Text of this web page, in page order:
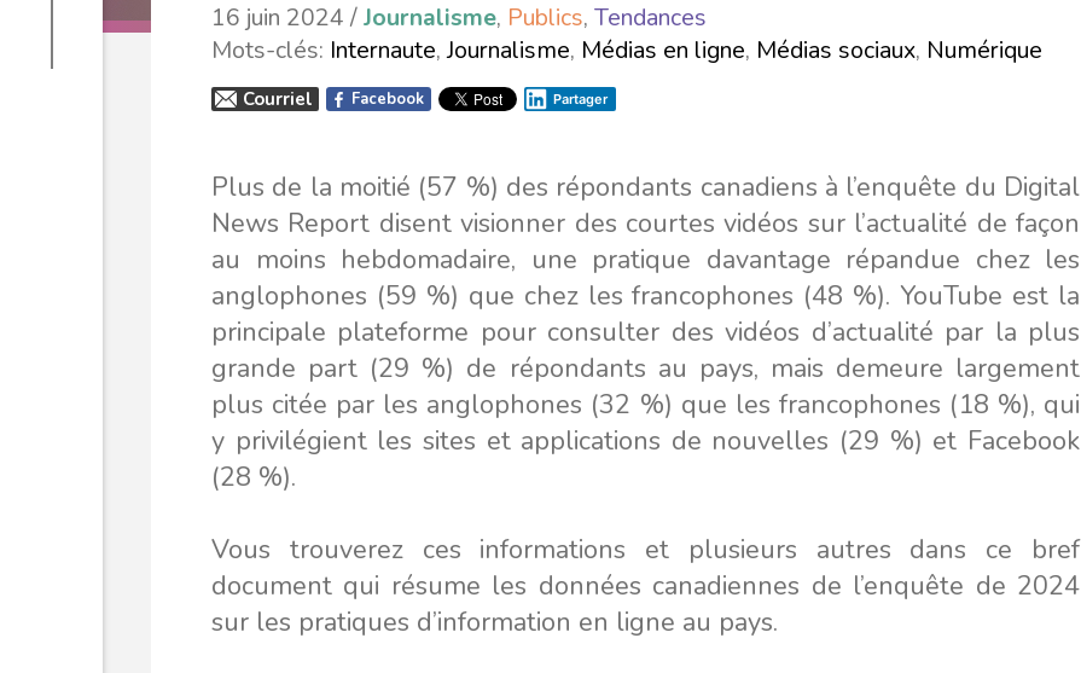
16 juin 2024 /Journalisme, Publics, Tendances
Mots-clés: Internaute,Journalisme, Médias en ligne, Médias sociaux, Numérique
Courriel Facebook Partager
Plus de la moitié (57 %) des répondants canadiens à l’enquête du Digital
News Report disent visionner des courtes vidéos sur l’actualité de façon
au moins hebdomadaire, une pratique davantage répandue chez les
anglophones (59 %) que chez les francophones (48 %). YouTube est la
principale plateforme pour consulter des vidéos d’actualité par la plus
grande part (29 %) de répondants au pays, mais demeure largement
plus citée par les anglophones (32 %) que les francophones (18 %), qui
y privilégient les sites et applications de nouvelles (29 %) et Facebook
(28 %).
Vous trouverez ces informations et plusieurs autres dans ce bref
document qui résume les données canadiennes de l’enquête de 2024
sur les pratiques d’information en ligne au pays.